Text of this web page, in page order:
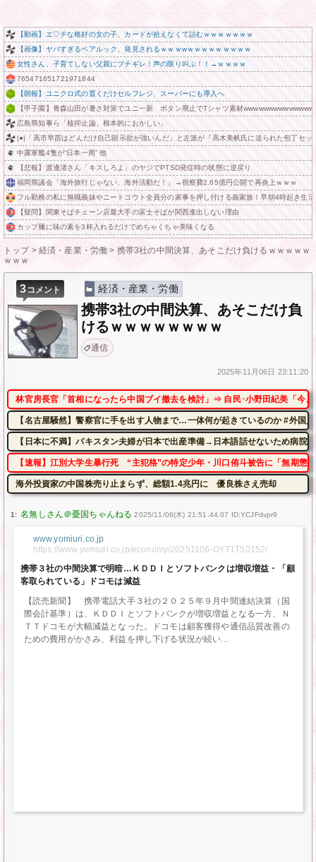
【動画】エ♡チな格好の女の子、カードが拾えなくて詰むｗｗｗｗｗｗｗ
【画像】ヤバすぎるペアルック、発見されるｗｗｗwｗｗｗｗｗｗｗｗｗ
女性さん、子育てしない父親にブチギレ！声の限り叫ぶ！！→ｗｗｗｗ
765471651721971844
【朗報】ユニクロ式の置くだけセルフレジ、スーパーにも導入へ
【甲子園】青森山田が暑さ対策でユニ一新 ボタン廃止でTシャツ素材
広島県知事ら「核抑止論、根本的におかしい」
|●|「高市早苗はどんだけ自己顕示欲が強いんだ」と左派が『高木美帆氏に送られた包丁セ
中露軍艦4隻が“日本一周” 他
【悲報】渡邊渚さん「キスしろよ」のヤジでPTSD発症時の状態に逆戻り
福岡県議会「海外旅行じゃない、海外活動だ！」→視察費2.65億円公開で再炎上ｗｗｗ
フル勤務の私に無職義妹やニートコウト全員分の家事を押し付ける義家族！早朝4時起き
【疑問】関東そばチェーン店最大手の富士そばが関西進出しない理由
カップ麺に味の素を3杯入れるだけでめちゃくちゃ美味くなる
トップ> 経済・産業・労働 > 携帯3社の中間決算、あそこだけ負けるｗｗｗｗｗ
ｗｗｗ
3コメント 経済・産業・労働
携帯3社の中間決算、あそこだけ負
けるｗｗｗｗｗｗｗｗ
通信
2025年11月06日 23:11:20
林官房長官「首相になったら中国ブイ撤去を検討」⇒ 自民･小野田紀美「今
【名古屋騒然】警察官に手を出す人物まで…一体何が起きているのか #外国
【日本に不満】パキスタン夫婦が日本で出産準備→日本語話せないため病院
【速報】江別大学生暴行死 “主犯格”の特定少年・川口侑斗被告に「無期
海外投資家の中国株売り止まらず、総額1.4兆円に 優良株さえ売却
1: 2025/11/06(木) 21:51:44.07 ID:YCJFdvpr9
www.yomiuri.co.jp
https://www.yomiuri.co.jp/economy/20251106-OYT1T50152/
携帯３社の中間決算で明暗…ＫＤＤＩとソフトバンクは増収増益・「顧
客取られている」ドコモは減益
【読売新聞】 携帯電話大手３社の２０２５年９月中間連結決算（国
際会計基準）は、ＫＤＤＩとソフトバンクが増収増益となる一方、Ｎ
ＴＴドコモが大幅減益となった。ドコモは顧客獲得や通信品質改善の
ための費用がかさみ、利益を押し下げる状況が続い